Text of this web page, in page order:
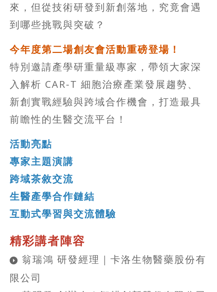
來，但從技術研發到新創落地，究竟會遇
到哪些挑戰與突破？
今年度第二場創友會活動重磅登場！
特別邀請產學研重量級專家，帶領大家深
入解析 CAR-T 細胞治療產業發展趨勢、
新創實戰經驗與跨域合作機會，打造最具
前瞻性的生醫交流平台！
活動亮點
專家主題演講
跨域茶敘交流
生醫產學合作鏈結
互動式學習與交流體驗
精彩講者陣容
翁瑞鴻 研發經理｜卡洛生物醫藥股份有
限公司